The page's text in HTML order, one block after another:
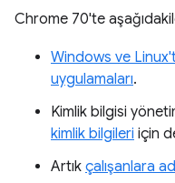
Chrome 70'te
Windows ve
uygulamaları.
Kimlik bilgisi
kimlik bilgileri için
Artık çalışanlara